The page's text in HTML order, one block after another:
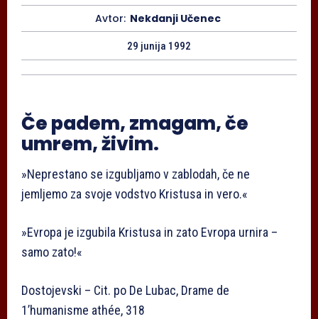
Avtor: Nekdanji Učenec
29 junija 1992
Če padem, zmagam, če
umrem, živim.
»Neprestano se izgubljamo v zablodah, če ne
jemljemo za svoje vodstvo Kristusa in vero.«
»Evropa je izgubila Kristusa in zato Evropa urnira –
samo zato!«
Dostojevski – Cit. po De Lubac, Drame de
1’humanisme athée, 318